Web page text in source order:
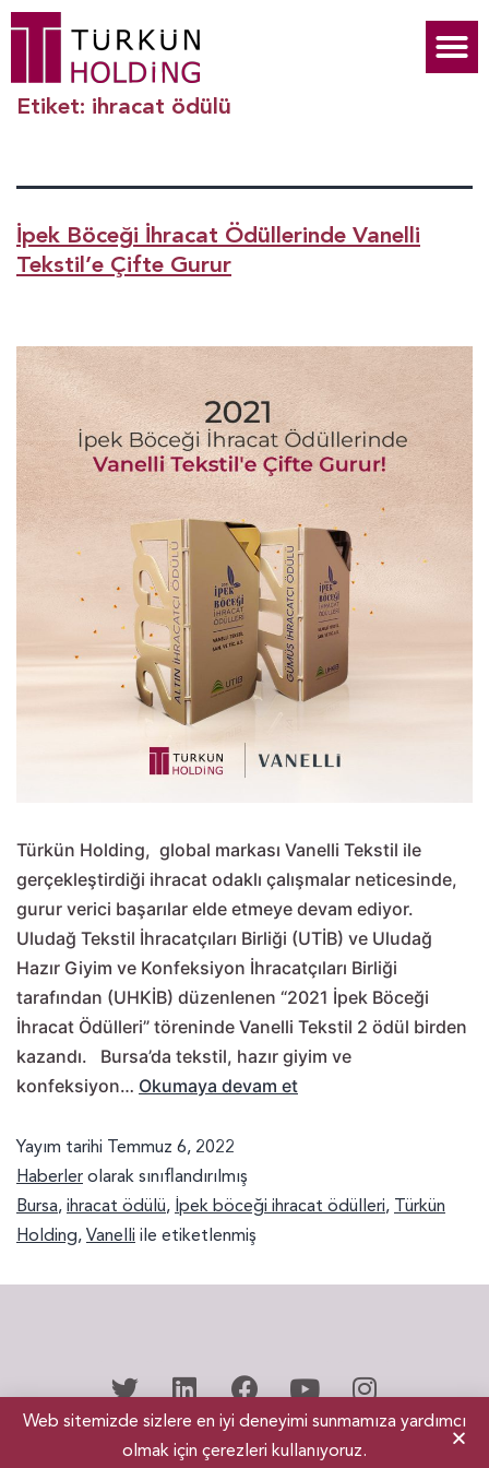
Etiket: ihracat ödülü
İpek Böceği İhracat Ödüllerinde Vanelli
Tekstil’e Çifte Gurur
Türkün Holding, global markası Vanelli Tekstil ile
gerçekleştirdiği ihracat odaklı çalışmalar neticesinde,
gurur verici başarılar elde etmeye devam ediyor.
Uludağ Tekstil İhracatçıları Birliği (UTİB) ve Uludağ
Hazır Giyim ve Konfeksiyon İhracatçıları Birliği
tarafından (UHKİB) düzenlenen “2021 İpek Böceği
İhracat Ödülleri” töreninde Vanelli Tekstil 2 ödül birden
kazandı. Bursa’da tekstil, hazır giyim ve
konfeksiyon… Okumaya devam et
Yayım tarihi
Temmuz 6, 2022
Haberler olarak sınıflandırılmış
Bursa, ihracat ödülü, İpek böceği ihracat ödülleri,
Türkün
Holding, Vanelli ile etiketlenmiş
TÜRKÜN HOLDİNG A.Ş. © 2021 Tüm Hakları Saklıdır.
Web sitemizde sizlere en iyi deneyimi sunmamıza yardımcı
olmak için çerezleri kullanıyoruz.